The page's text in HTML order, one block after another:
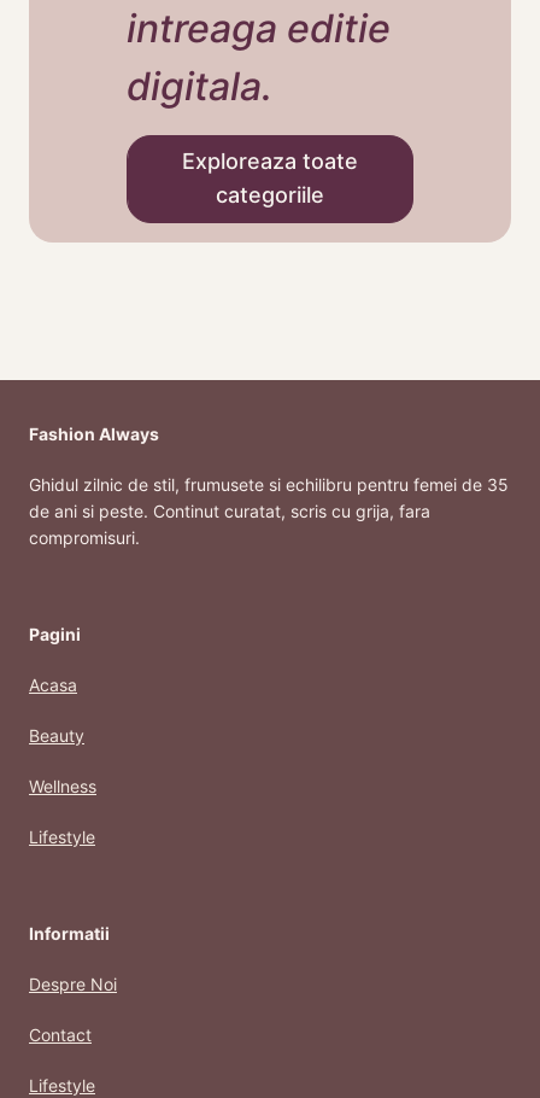
intreaga editie
digitala.
Exploreaza toate
categoriile
Fashion Always
Ghidul zilnic de stil, frumusete si echilibru pentru femei de 35
de ani si peste. Continut curatat, scris cu grija, fara
compromisuri.
Pagini
Acasa
Beauty
Wellness
Lifestyle
Informatii
Despre Noi
Contact
Lifestyle